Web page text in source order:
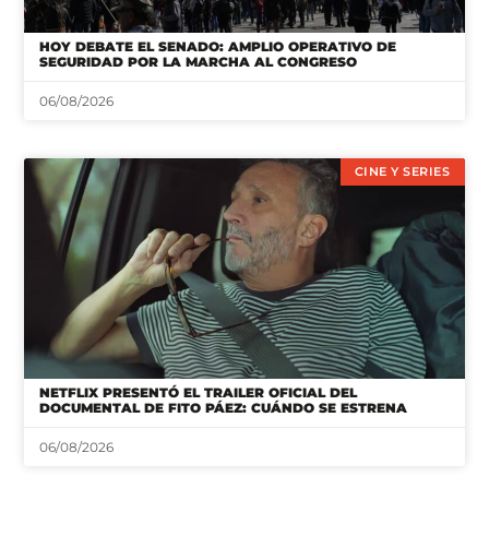
HOY DEBATE EL SENADO: AMPLIO OPERATIVO DE
SEGURIDAD POR LA MARCHA AL CONGRESO
06/08/2026
CINE Y SERIES
NETFLIX PRESENTÓ EL TRAILER OFICIAL DEL
DOCUMENTAL DE FITO PÁEZ: CUÁNDO SE ESTRENA
06/08/2026